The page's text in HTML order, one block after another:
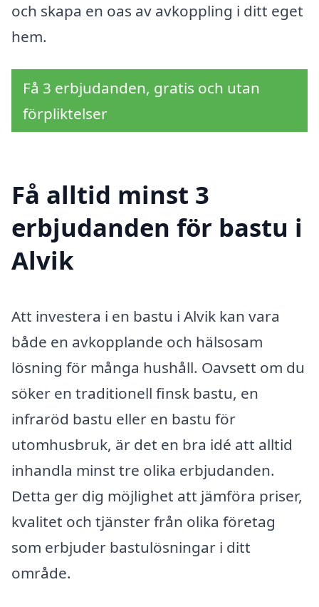
och skapa en oas av avkoppling i ditt eget
hem.
Få 3 erbjudanden, gratis och utan
förpliktelser
Få alltid minst 3
erbjudanden för bastu i
Alvik
Att investera i en bastu i Alvik kan vara
både en avkopplande och hälsosam
lösning för många hushåll. Oavsett om du
söker en traditionell finsk bastu, en
infraröd bastu eller en bastu för
utomhusbruk, är det en bra idé att alltid
inhandla minst tre olika erbjudanden.
Detta ger dig möjlighet att jämföra priser,
kvalitet och tjänster från olika företag
som erbjuder bastulösningar i ditt
område.